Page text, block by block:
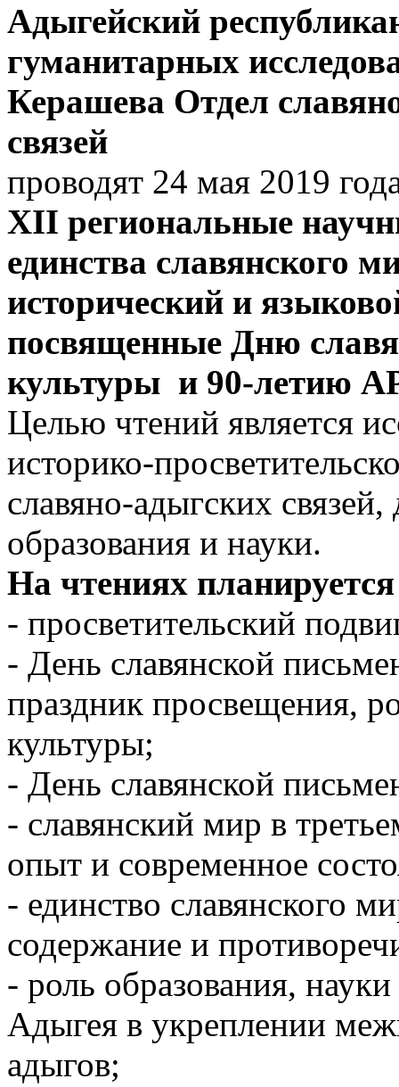
Адыгейский
гуманитарных
Керашева Отдел
связей
проводят 24 мая 2019
XII региональные
единства славянского
исторический и
посвященные Дню
культуры и 90-летию
Целью чтений является
историко-
славяно-адыгских
образования и науки.
На чтениях
- просветительский
- День славянской
праздник просвещения,
культуры;
- День славянской
- славянский мир в
опыт и современное
- единство славянского
содержание и
- роль образования,
Адыгея в укреплении
адыгов;